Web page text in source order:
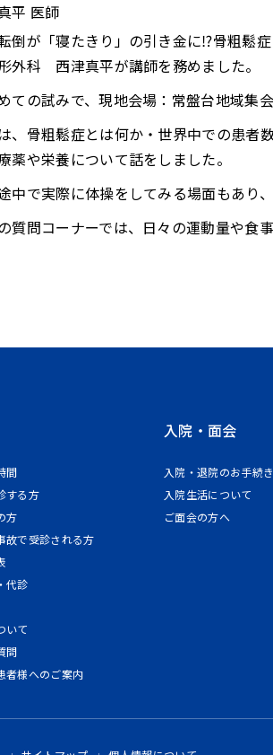
平 医師
転倒が「寝たきり」の引き金に⁉骨粗鬆
外科 西津真平が講師を務めました。
ての試みで、現地会場：常盤台地域集
、骨粗鬆症とは何か・世界中での患者
薬や栄養について話をしました。
中で実際に体操をしてみる場面もあり
質問コーナーでは、日々の運動量や食
間
する方
方
故で受診される方
代診
いて
問
者様へのご案内
入院・面会
入院・退院のお手続
入院生活について
ご面会の方へ